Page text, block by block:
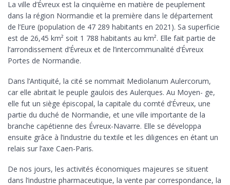
La ville d’Évreux est la cinquième en matière de peuplement
dans la région Normandie et la première dans le département
de l’Eure (population de 47 289 habitants en 2021). Sa superficie
est de 26,45 km² soit 1 788 habitants au km². Elle fait partie de
l’arrondissement d’Évreux et de l’intercommunalité d’Évreux
Portes de Normandie.
Dans l’Antiquité, la cité se nommait Mediolanum Aulercorum,
car elle abritait le peuple gaulois des Aulerques. Au Moyen- ge,
elle fut un siège épiscopal, la capitale du comté d’Évreux, une
partie du duché de Normandie, et une ville importante de la
branche capétienne des Évreux-Navarre. Elle se développa
ensuite grâce à l’industrie du textile et les diligences en étant un
relais sur l’axe Caen-Paris.
De nos jours, les activités économiques majeures se situent
dans l’industrie pharmaceutique, la vente par correspondance, la